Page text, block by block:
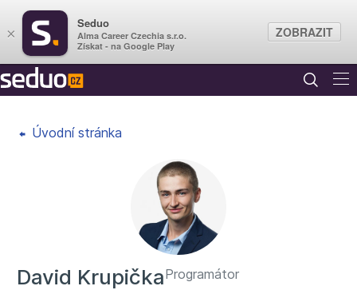
Úvodní stránka
David KrupičkaProgramátor
×
Seduo
Alma Career Czechia s.r.o.
Získat - na Google Play
ZOBRAZIT